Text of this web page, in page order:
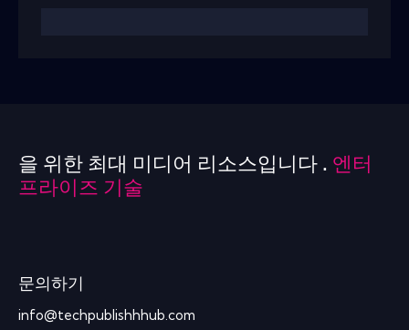
을 위한 최대 미디어 리소스입니다 . 엔터
프라이즈 기술
문의하기
info@techpublishhhub.com